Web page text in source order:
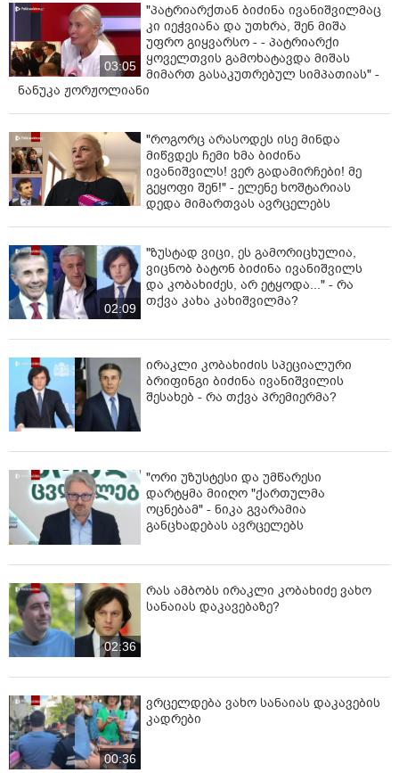
03:05
"პატრიარქთან ბიძინა ივანიშვილმაც
კი იეჭვიანა და უთხრა, შენ მიშა
უფრო გიყვარსო - - პატრიარქი
ყოველთვის გამოხატავდა მიშას
მიმართ გასაკუთრებულ სიმპათიას" -
ნანუკა ჟორჟოლიანი
"როგორც არასოდეს ისე მინდა
მიწვდეს ჩემი ხმა ბიძინა
ივანიშვილს! ვერ გადამირჩები! მე
გეყოფი შენ!" - ელენე ხოშტარიას
დედა მიმართვას ავრცელებს
02:09
"ზუსტად ვიცი, ეს გამორიცხულია,
ვიცნობ ბატონ ბიძინა ივანიშვილს
და კობახიძეს, არ ეტყოდა..." - რა
თქვა კახა კახიშვილმა?
ირაკლი კობახიძის სპეციალური
ბრიფინგი ბიძინა ივანიშვილის
შესახებ - რა თქვა პრემიერმა?
"ორი უზუსტესი და უმწარესი
დარტყმა მიიღო "ქართულმა
ოცნებამ" - ნიკა გვარამია
განცხადებას ავრცელებს
02:36
რას ამბობს ირაკლი კობახიძე ვახო
სანაიას დაკავებაზე?
00:36
ვრცელდება ვახო სანაიას დაკავების
კადრები